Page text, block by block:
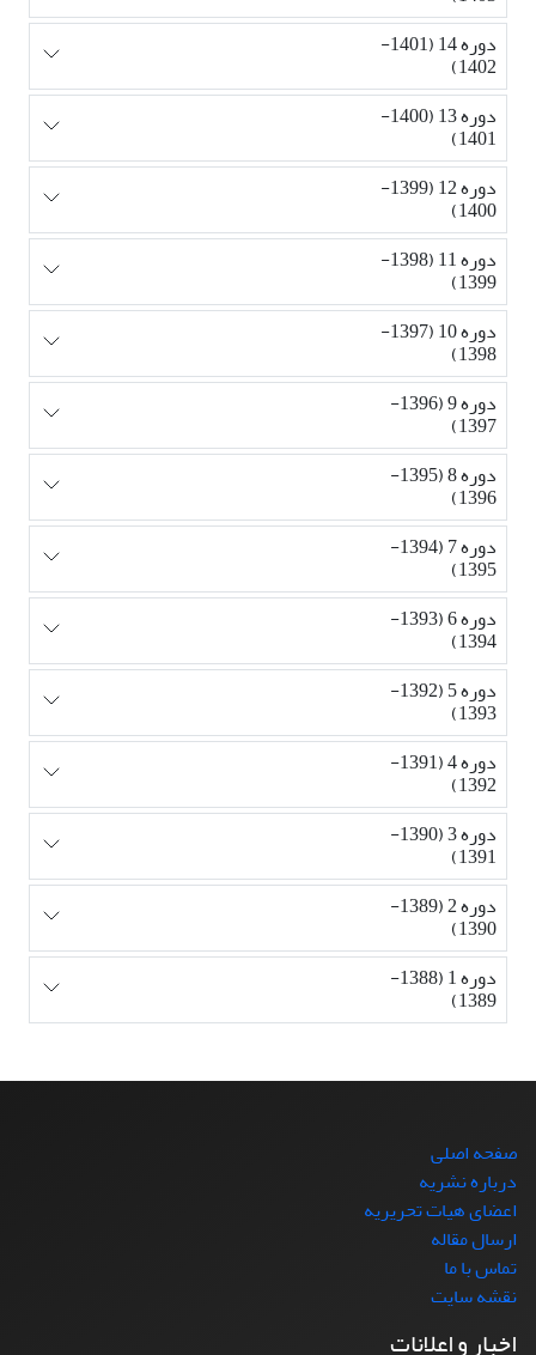
دوره 14 (1401-
1402)
دوره 13 (1400-
1401)
دوره 12 (1399-
1400)
دوره 11 (1398-
1399)
دوره 10 (1397-
1398)
دوره 9 (1396-
1397)
دوره 8 (1395-
1396)
دوره 7 (1394-
1395)
دوره 6 (1393-
1394)
دوره 5 (1392-
1393)
دوره 4 (1391-
1392)
دوره 3 (1390-
1391)
دوره 2 (1389-
1390)
دوره 1 (1388-
1389)
صفحه اصلی
درباره نشریه
اعضای هیات تحریریه
ارسال مقاله
تماس با ما
نقشه سایت
اخبار و اعلانات